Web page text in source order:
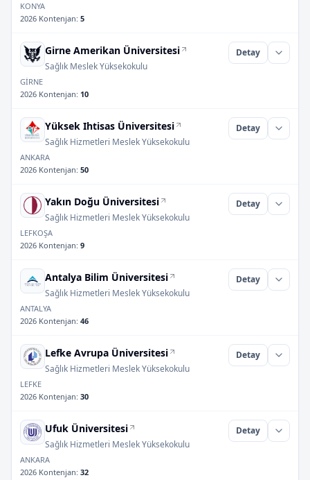
KONYA
2026 Kontenjan: 5
Girne Amerikan Üniversitesi
Sağlık Meslek Yüksekokulu
Detay
GİRNE
2026 Kontenjan: 10
Yüksek Ihtisas Üniversitesi
Sağlık Hizmetleri Meslek Yüksekokulu
Detay
ANKARA
2026 Kontenjan: 50
Yakın Doğu Üniversitesi
Sağlık Hizmetleri Meslek Yüksekokulu
Detay
LEFKOŞA
2026 Kontenjan: 9
Antalya Bilim Üniversitesi
Sağlık Hizmetleri Meslek Yüksekokulu
Detay
ANTALYA
2026 Kontenjan: 46
Lefke Avrupa Üniversitesi
Sağlık Hizmetleri Meslek Yüksekokulu
Detay
LEFKE
2026 Kontenjan: 30
Ufuk Üniversitesi
Sağlık Hizmetleri Meslek Yüksekokulu
Detay
ANKARA
2026 Kontenjan: 32